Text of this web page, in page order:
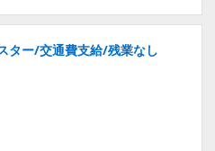
ター/交通費支給/残業なし